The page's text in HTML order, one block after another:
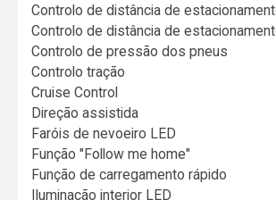
Controlo de distância de
Controlo de distância de
Controlo de pressão dos pneus
Controlo tração
Cruise Control
Direção assistida
Faróis de nevoeiro LED
Função "Follow me home"
Função de carregamento rápido
Iluminação interior LED